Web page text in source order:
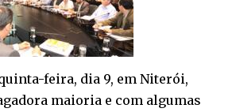
feira, dia 9, em Niterói,
maioria e com algumas